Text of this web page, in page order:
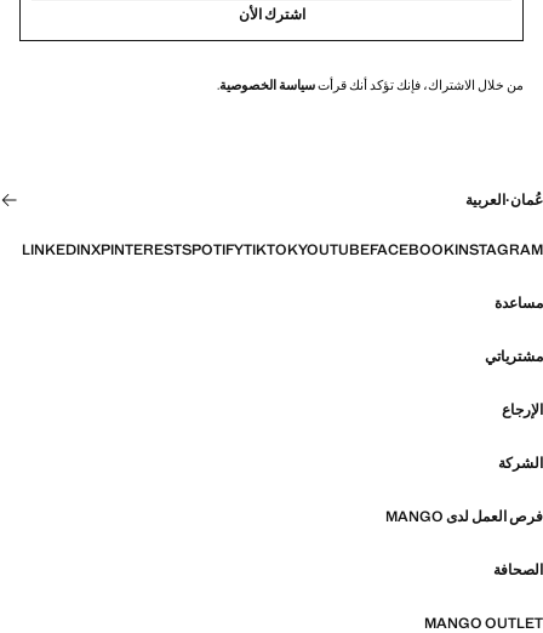
اشترك الأن
من خلال الاشتراك، فإنك تؤكد أنك قرأتسياسة الخصوصية.
عُمان·العربية
INSTAGRAM
FACEBOOK
YOUTUBE
TIKTOK
SPOTIFY
PINTEREST
X
LINKEDIN
مساعدة
مشترياتي
الإرجاع
الشركة
فرص العمل لدى MANGO
الصحافة
MANGO OUTLET